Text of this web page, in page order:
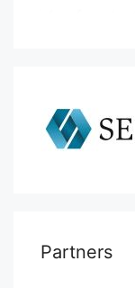
Partners